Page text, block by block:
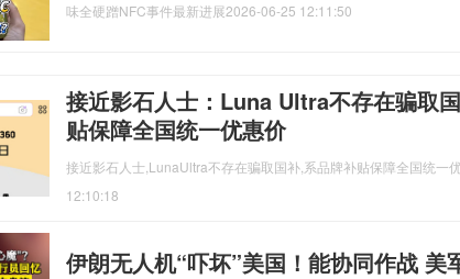
味全硬蹭NFC事件最新进展2026-06-25 12:11:50
接近影石人士：Luna Ultra不存在骗取
贴保障全国统一优惠价
接近影石人士,LunaUltra不存在骗取国补,系品牌补贴保障全国统一
12:10:18
伊朗无人机“吓坏”美国！能协同作战 美